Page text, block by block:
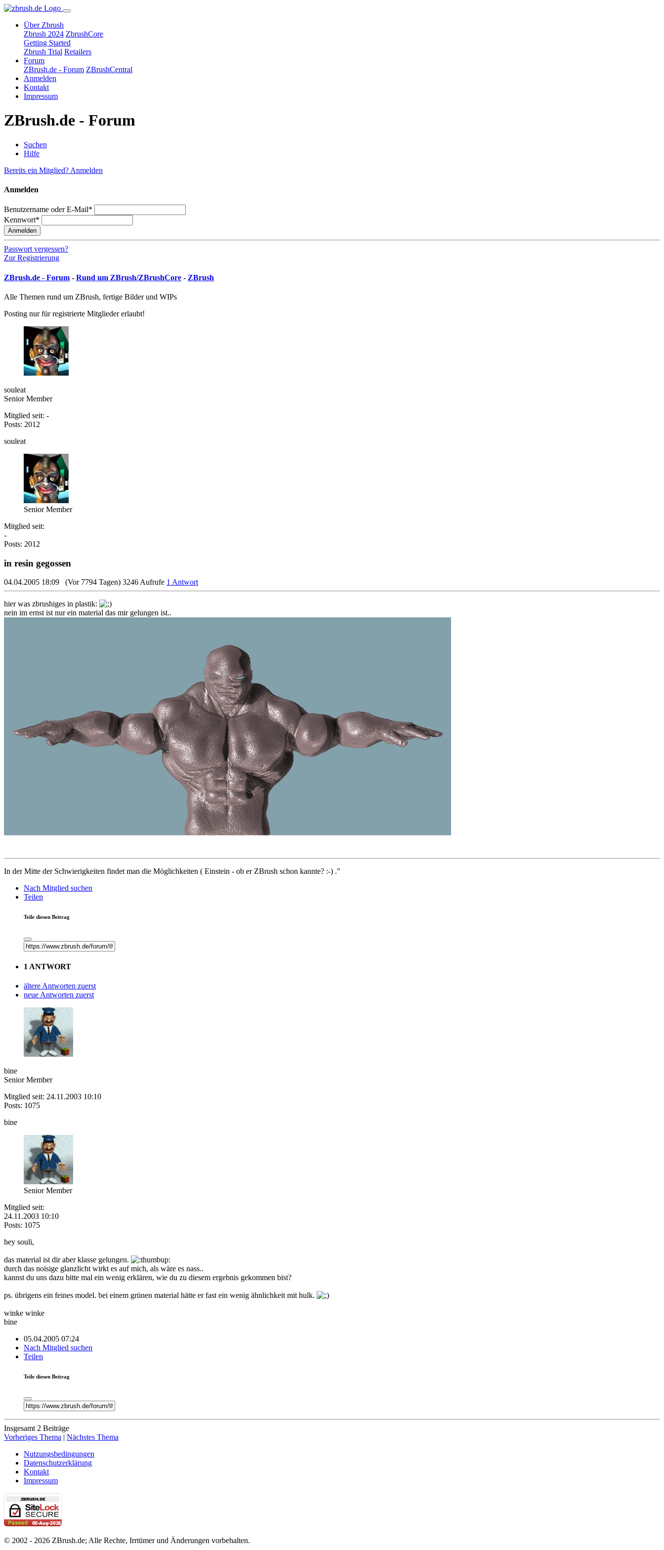
Über Zbrush
Zbrush 2024 ZbrushCore
Getting Started
Zbrush Trial Retailers
Forum
ZBrush.de - Forum ZBrushCentral
Anmelden
Kontakt
Impressum
ZBrush.de - Forum
Suchen
Hilfe
Bereits ein Mitglied? Anmelden
Anmelden
Benutzername oder E-Mail*
Kennwort*
Anmelden
Passwort vergessen?
Zur Registrierung
ZBrush.de - Forum - Rund um ZBrush/ZBrushCore - ZBrush
Alle Themen rund um ZBrush, fertige Bilder und WIPs
Posting nur für registrierte Mitglieder erlaubt!
souleat
Senior Member
Mitglied seit: -
Posts: 2012
souleat
Senior Member
Mitglied seit:
-
Posts: 2012
in resin gegossen
04.04.2005 18:09 (Vor 7794 Tagen) 3246 Aufrufe 1 Antwort
hier was zbrushiges in plastik:
nein im ernst ist nur ein material das mir gelungen ist..
In der Mitte der Schwierigkeiten findet man die Möglichkeiten ( Einstein - ob er ZBrush schon kannte? :-) ."
Nach Mitglied suchen
Teilen
Teile diesen Beitrag
1 ANTWORT
ältere Antworten zuerst
neue Antworten zuerst
bine
Senior Member
Mitglied seit: 24.11.2003 10:10
Posts: 1075
bine
Senior Member
Mitglied seit:
24.11.2003 10:10
Posts: 1075
hey souli,
das material ist dir aber klasse gelungen.
durch das noisige glanzlicht wirkt es auf mich, als wäre es nass..
kannst du uns dazu bitte mal ein wenig erklären, wie du zu diesem ergebnis gekommen bist?
ps. übrigens ein feines model. bei einem grünen material hätte er fast ein wenig ähnlichkeit mit hulk.
winke winke
bine
05.04.2005 07:24
Nach Mitglied suchen
Teilen
Teile diesen Beitrag
Insgesamt 2 Beiträge
Vorheriges Thema | Nächstes Thema
Nutzungsbedingungen
Datenschutzerklärung
Kontakt
Impressum
© 2002 - 2026 ZBrush.de; Alle Rechte, Irrtümer und Änderungen vorbehalten.